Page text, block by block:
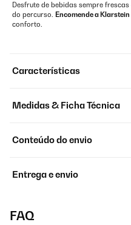
Desfrute de bebidas sempre
do percurso. Encomende a Klarstein
conforto.
Características
Medidas & Ficha Técnica
Conteúdo do envio
Entrega e envio
FAQ